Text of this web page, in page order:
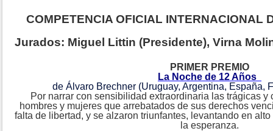
COMPETENCIA OFICIAL INTERNACIONAL
Jurados: Miguel Littin (Presidente), Virna
PRIMER PREMIO
La Noche de 12 Años
de Álvaro Brechner (Uruguay, Argentina, España,
Por narrar con sensibilidad extraordinaria las trágicas
hombres y mujeres que arrebatados de sus derechos
falta de libertad, y se alzaron triunfantes, levantando en
la esperanza.